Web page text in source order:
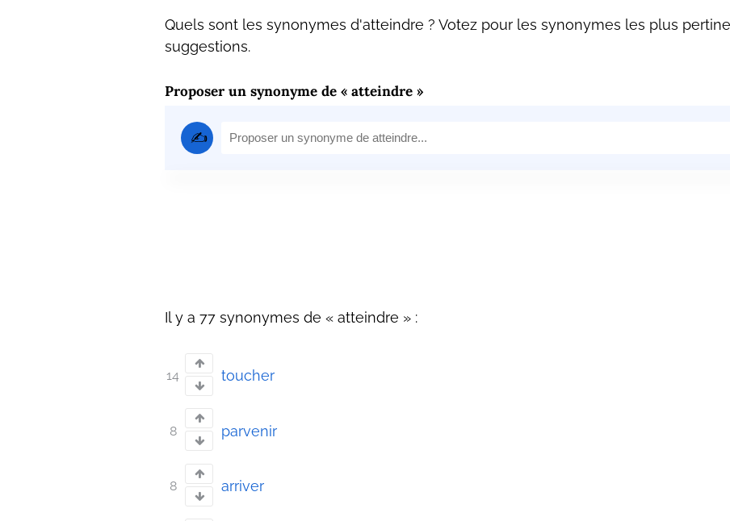
Quels sont les synonymes d'atteindre ? Votez pour les synonymes les plus
suggestions.
Proposer un synonyme de « atteindre »
✍️
Il y a 77 synonymes de « atteindre » :
14 toucher
8 parvenir
8 arriver